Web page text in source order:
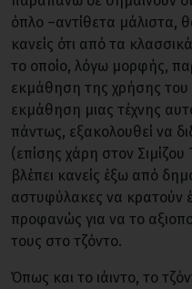
όπλο –αντίθετα μάλιστα,
κανείς ότι από τα
το οποίο, λόγω μορφής,
εκμάθηση της χρήσης
εκμάθηση μιας τέχνης
πάντως, εξακολουθεί να
(επίσης χάρη στον Σιμίζου
βλέπει κανείς έξω από
αστυφύλακες να κρατούν
προφανώς για να το
τους στο τζόντο.
Όπως και το ιάιντο, το